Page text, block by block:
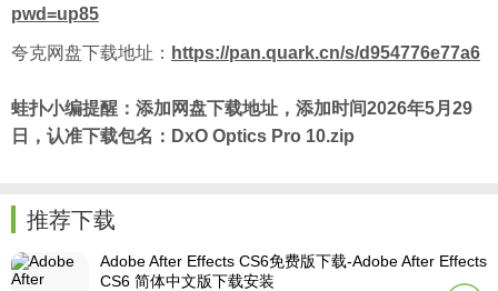
pwd=up85
夸克网盘下载地址： https://pan.quark.cn/s/d954776e77a6​​​​​​​
蛙扑小编提醒：添加网盘下载地址，添加时间2026年5月29
日，认准下载包名：DxO Optics Pro 10.zip
推荐下载
Adobe After Effects CS6免费版下载-Adobe After Effects
CS6 简体中文版下载安装